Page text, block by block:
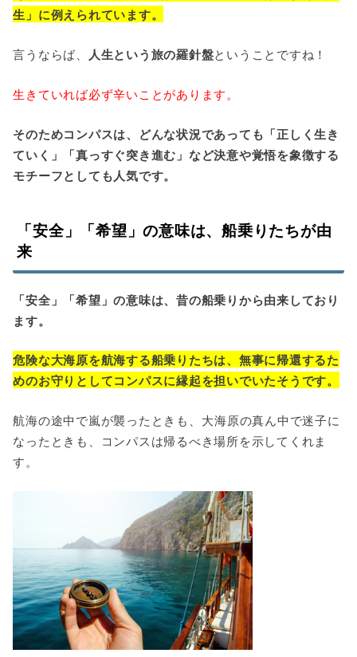
生」に例えられています。
言うならば、 人生という旅の羅針盤ということですね！
生きていれば必ず辛いことがあります。
そのためコンパスは、どんな状況であっても「正しく生き
ていく」「真っすぐ突き進む」など決意や覚悟を象徴する
モチーフとしても人気です。
「安全」「希望」の意味は、船乗りたちが由
来
「安全」「希望」の意味は、昔の船乗りから由来しており
ます。
危険な大海原を航海する船乗りたちは、無事に帰還するた
めのお守りとしてコンパスに縁起を担いでいたそうです。
航海の途中で嵐が襲ったときも、大海原の真ん中で迷子に
なったときも、コンパスは帰るべき場所を示してくれま
す。